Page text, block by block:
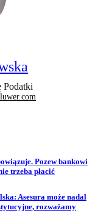
Podatki
z
Pozew bankowi
trzeba płacić
Asesura może nadal
rozważamy